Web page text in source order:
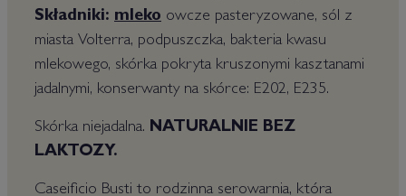
Składniki: mleko owcze pasteryzowane, sól z
miasta Volterra, podpuszczka, bakteria kwasu
mlekowego, skórka pokryta kruszonymi kasztanami
jadalnymi, konserwanty na skórce: E202, E235.
Skórka niejadalna. NATURALNIE BEZ
LAKTOZY.
Caseificio Busti to rodzinna serowarnia, która